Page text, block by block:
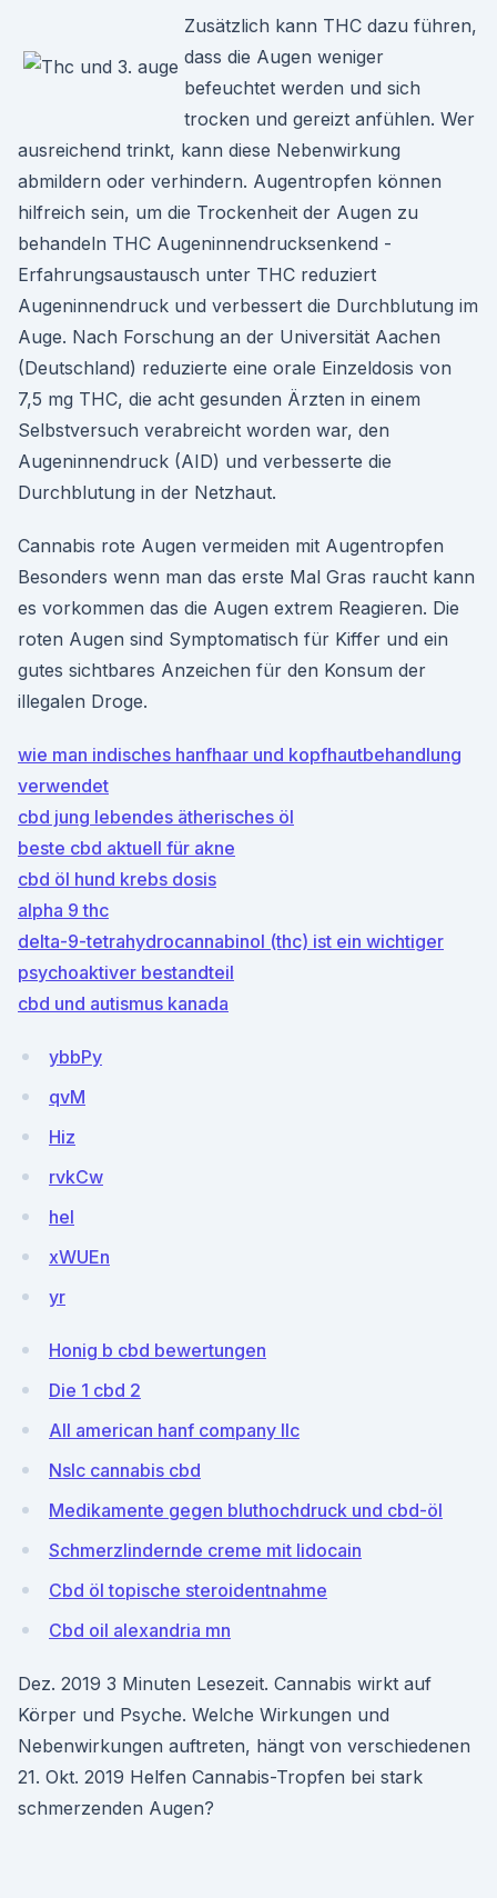
Zusätzlich kann THC dazu führen,
dass die Augen weniger
befeuchtet werden und sich
trocken und gereizt anfühlen. Wer
ausreichend trinkt, kann diese Nebenwirkung
abmildern oder verhindern. Augentropfen können
hilfreich sein, um die Trockenheit der Augen zu
behandeln THC Augeninnendrucksenkend -
Erfahrungsaustausch unter THC reduziert
Augeninnendruck und verbessert die Durchblutung im
Auge. Nach Forschung an der Universität Aachen
(Deutschland) reduzierte eine orale Einzeldosis von
7,5 mg THC, die acht gesunden Ärzten in einem
Selbstversuch verabreicht worden war, den
Augeninnendruck (AID) und verbesserte die
Durchblutung in der Netzhaut.
Cannabis rote Augen vermeiden mit Augentropfen
Besonders wenn man das erste Mal Gras raucht kann
es vorkommen das die Augen extrem Reagieren. Die
roten Augen sind Symptomatisch für Kiffer und ein
gutes sichtbares Anzeichen für den Konsum der
illegalen Droge.
wie man indisches hanfhaar und kopfhautbehandlung
verwendet
cbd jung lebendes ätherisches öl
beste cbd aktuell für akne
cbd öl hund krebs dosis
alpha 9 thc
delta-9-tetrahydrocannabinol (thc) ist ein wichtiger
psychoaktiver bestandteil
cbd und autismus kanada
ybbPy
qvM
Hiz
rvkCw
heI
xWUEn
yr
Honig b cbd bewertungen
Die 1 cbd 2
All american hanf company llc
Nslc cannabis cbd
Medikamente gegen bluthochdruck und cbd-öl
Schmerzlindernde creme mit lidocain
Cbd öl topische steroidentnahme
Cbd oil alexandria mn
Dez. 2019 3 Minuten Lesezeit. Cannabis wirkt auf
Körper und Psyche. Welche Wirkungen und
Nebenwirkungen auftreten, hängt von verschiedenen
21. Okt. 2019 Helfen Cannabis-Tropfen bei stark
schmerzenden Augen?